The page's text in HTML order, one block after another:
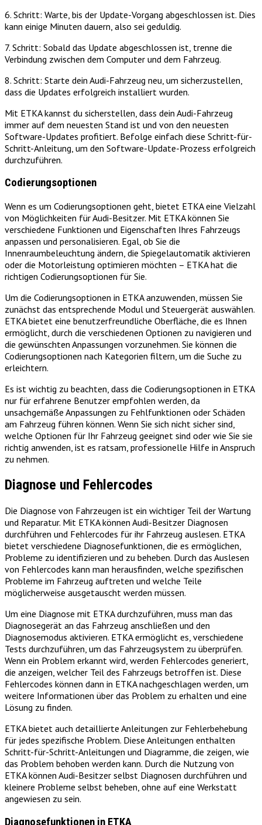
6. Schritt: Warte, bis der Update-Vorgang abgeschlossen ist. Dies
kann einige Minuten dauern, also sei geduldig.
7. Schritt: Sobald das Update abgeschlossen ist, trenne die
Verbindung zwischen dem Computer und dem Fahrzeug.
8. Schritt: Starte dein Audi-Fahrzeug neu, um sicherzustellen,
dass die Updates erfolgreich installiert wurden.
Mit ETKA kannst du sicherstellen, dass dein Audi-Fahrzeug
immer auf dem neuesten Stand ist und von den neuesten
Software-Updates profitiert. Befolge einfach diese Schritt-für-
Schritt-Anleitung, um den Software-Update-Prozess erfolgreich
durchzuführen.
Codierungsoptionen
Wenn es um Codierungsoptionen geht, bietet ETKA eine Vielzahl
von Möglichkeiten für Audi-Besitzer. Mit ETKA können Sie
verschiedene Funktionen und Eigenschaften Ihres Fahrzeugs
anpassen und personalisieren. Egal, ob Sie die
Innenraumbeleuchtung ändern, die Spiegelautomatik aktivieren
oder die Motorleistung optimieren möchten – ETKA hat die
richtigen Codierungsoptionen für Sie.
Um die Codierungsoptionen in ETKA anzuwenden, müssen Sie
zunächst das entsprechende Modul und Steuergerät auswählen.
ETKA bietet eine benutzerfreundliche Oberfläche, die es Ihnen
ermöglicht, durch die verschiedenen Optionen zu navigieren und
die gewünschten Anpassungen vorzunehmen. Sie können die
Codierungsoptionen nach Kategorien filtern, um die Suche zu
erleichtern.
Es ist wichtig zu beachten, dass die Codierungsoptionen in ETKA
nur für erfahrene Benutzer empfohlen werden, da
unsachgemäße Anpassungen zu Fehlfunktionen oder Schäden
am Fahrzeug führen können. Wenn Sie sich nicht sicher sind,
welche Optionen für Ihr Fahrzeug geeignet sind oder wie Sie sie
richtig anwenden, ist es ratsam, professionelle Hilfe in Anspruch
zu nehmen.
Diagnose und Fehlercodes
Die Diagnose von Fahrzeugen ist ein wichtiger Teil der Wartung
und Reparatur. Mit ETKA können Audi-Besitzer Diagnosen
durchführen und Fehlercodes für ihr Fahrzeug auslesen. ETKA
bietet verschiedene Diagnosefunktionen, die es ermöglichen,
Probleme zu identifizieren und zu beheben. Durch das Auslesen
von Fehlercodes kann man herausfinden, welche spezifischen
Probleme im Fahrzeug auftreten und welche Teile
möglicherweise ausgetauscht werden müssen.
Um eine Diagnose mit ETKA durchzuführen, muss man das
Diagnosegerät an das Fahrzeug anschließen und den
Diagnosemodus aktivieren. ETKA ermöglicht es, verschiedene
Tests durchzuführen, um das Fahrzeugsystem zu überprüfen.
Wenn ein Problem erkannt wird, werden Fehlercodes generiert,
die anzeigen, welcher Teil des Fahrzeugs betroffen ist. Diese
Fehlercodes können dann in ETKA nachgeschlagen werden, um
weitere Informationen über das Problem zu erhalten und eine
Lösung zu finden.
ETKA bietet auch detaillierte Anleitungen zur Fehlerbehebung
für jedes spezifische Problem. Diese Anleitungen enthalten
Schritt-für-Schritt-Anleitungen und Diagramme, die zeigen, wie
das Problem behoben werden kann. Durch die Nutzung von
ETKA können Audi-Besitzer selbst Diagnosen durchführen und
kleinere Probleme selbst beheben, ohne auf eine Werkstatt
angewiesen zu sein.
Diagnosefunktionen in ETKA